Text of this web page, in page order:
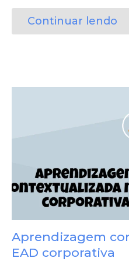
Continuar lendo
Aprendizagem
EAD corporativa